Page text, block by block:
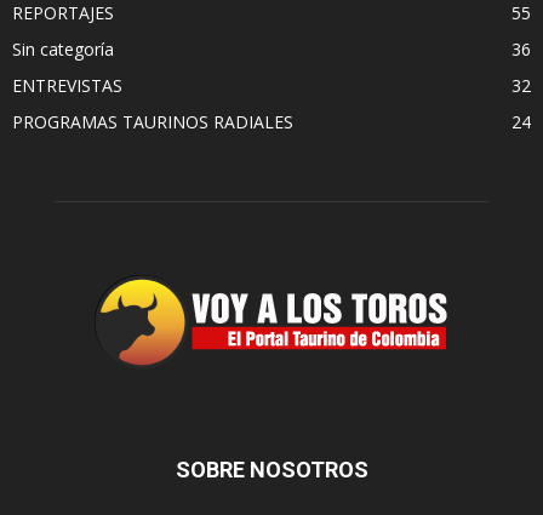
REPORTAJES
55
Sin categoría
36
ENTREVISTAS
32
PROGRAMAS TAURINOS RADIALES
24
SOBRE NOSOTROS